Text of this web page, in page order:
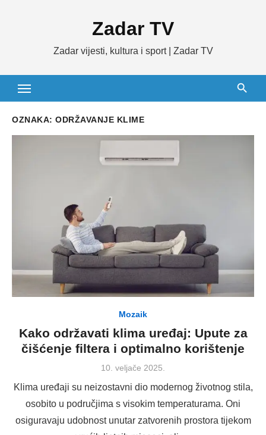
Zadar TV
Zadar vijesti, kultura i sport | Zadar TV
OZNAKA: ODRŽAVANJE KLIME
Mozaik
Kako održavati klima uređaj: Upute za
čišćenje filtera i optimalno korištenje
Posted
10. veljače 2025.
Klima uređaji su neizostavni dio modernog životnog stila,
osobito u područjima s visokim temperaturama. Oni
osiguravaju udobnost unutar zatvorenih prostora tijekom